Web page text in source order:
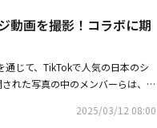
MUSIC STORE・HM
グ・TSUTAYA RECORDS※店頭
本公式X
楽曲制作から歌唱まで行っている
た。それぞれの個性に合わせてパ
――今回の楽曲は、UNISとのコラ
で作られましたか？乃紫：はい。
それぞれの魅力が際立つような構
して作りました。――UNISの皆さん
や食べ物を紹介するなら、どこを
セプトを最大限に生かしたという
。メンバーたちは日本で乃紫と会
と映像コンテンツが融合された企
ける計画だ。UNISと乃紫のコラ
も・UNIS、初の日本デジタルシ
くの日本アーティストの韓国公演
チーム「KAGEROU GLOBAL」
概要「Concrete Jam 2025」会
：地下鉄9号線「加陽（カヤン）
ト各日4～6組予定（後日発表）
リンク「RUIENM」公式Instagram
動画を撮影！コラボに期
通じて、TikTokで人気の日本のシ
れた写真の中のメンバーらは、乃
レンジ動画を披露。特別な時間を
2025/03/12 08:00